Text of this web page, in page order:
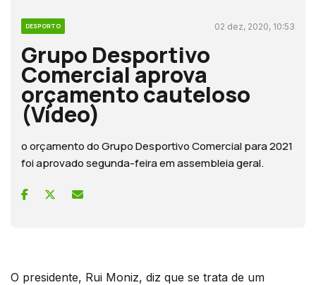
DESPORTO 02 dez, 2020, 10:53
Grupo Desportivo
Comercial aprova
orçamento cauteloso
(Vídeo)
o orçamento do Grupo Desportivo Comercial para 2021
foi aprovado segunda-feira em assembleia geral.
O presidente, Rui Moniz, diz que se trata de um